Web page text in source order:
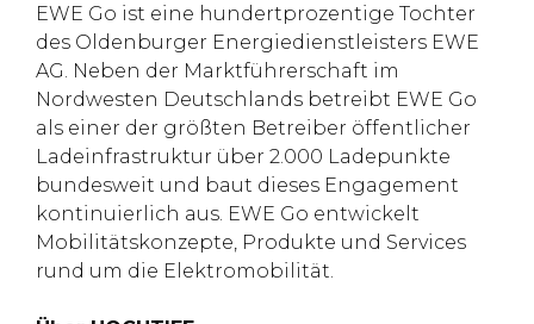
EWE Go ist eine hundertprozentige Tochter
des Oldenburger Energiedienstleisters EWE
AG. Neben der Marktführerschaft im
Nordwesten Deutschlands betreibt EWE Go
als einer der größten Betreiber öffentlicher
Ladeinfrastruktur über 2.000 Ladepunkte
bundesweit und baut dieses Engagement
kontinuierlich aus. EWE Go entwickelt
Mobilitätskonzepte, Produkte und Services
rund um die Elektromobilität.